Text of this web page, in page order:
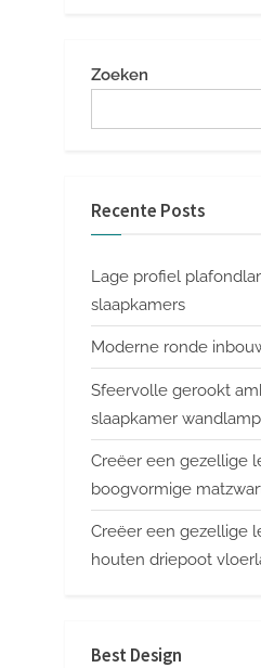
Zoeken
Recente Posts
Lage profiel
slaapkamers
Moderne ronde
Sfeervolle gerookt
slaapkamer wandlamp
Creëer een gezellige
boogvormige
Creëer een gezellige
houten driepoot
Best Design